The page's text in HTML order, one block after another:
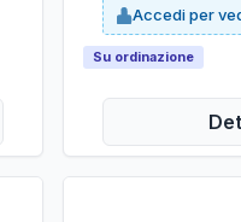
Accedi per
Su ordinazione